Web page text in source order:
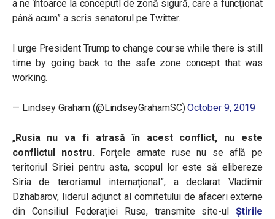
a ne întoarce la conceputl de zonă sigură, care a funcționat
până acum” a scris senatorul pe Twitter.
I urge President Trump to change course while there is still
time by going back to the safe zone concept that was
working.
— Lindsey Graham (@LindseyGrahamSC)October 9, 2019
„Rusia nu va fi atrasă în acest conflict, nu este
conflictul nostru. Forțele armate ruse nu se află pe
teritoriul Siriei pentru asta, scopul lor este să elibereze
Siria de terorismul internațional”, a declarat Vladimir
Dzhabarov, liderul adjunct al comitetului de afaceri externe
din Consiliul Federației Ruse, transmite site-ul Știrile